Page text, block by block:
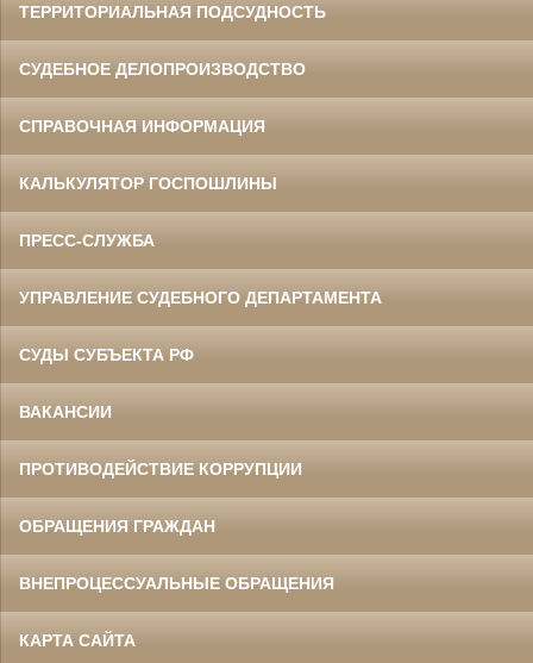
ТЕРРИТОРИАЛЬНАЯ ПОДСУДНОСТЬ
СУДЕБНОЕ ДЕЛОПРОИЗВОДСТВО
СПРАВОЧНАЯ ИНФОРМАЦИЯ
КАЛЬКУЛЯТОР ГОСПОШЛИНЫ
ПРЕСС-СЛУЖБА
УПРАВЛЕНИЕ СУДЕБНОГО ДЕПАРТАМЕНТА
СУДЫ СУБЪЕКТА РФ
ВАКАНСИИ
ПРОТИВОДЕЙСТВИЕ КОРРУПЦИИ
ОБРАЩЕНИЯ ГРАЖДАН
ВНЕПРОЦЕССУАЛЬНЫЕ ОБРАЩЕНИЯ
КАРТА САЙТА